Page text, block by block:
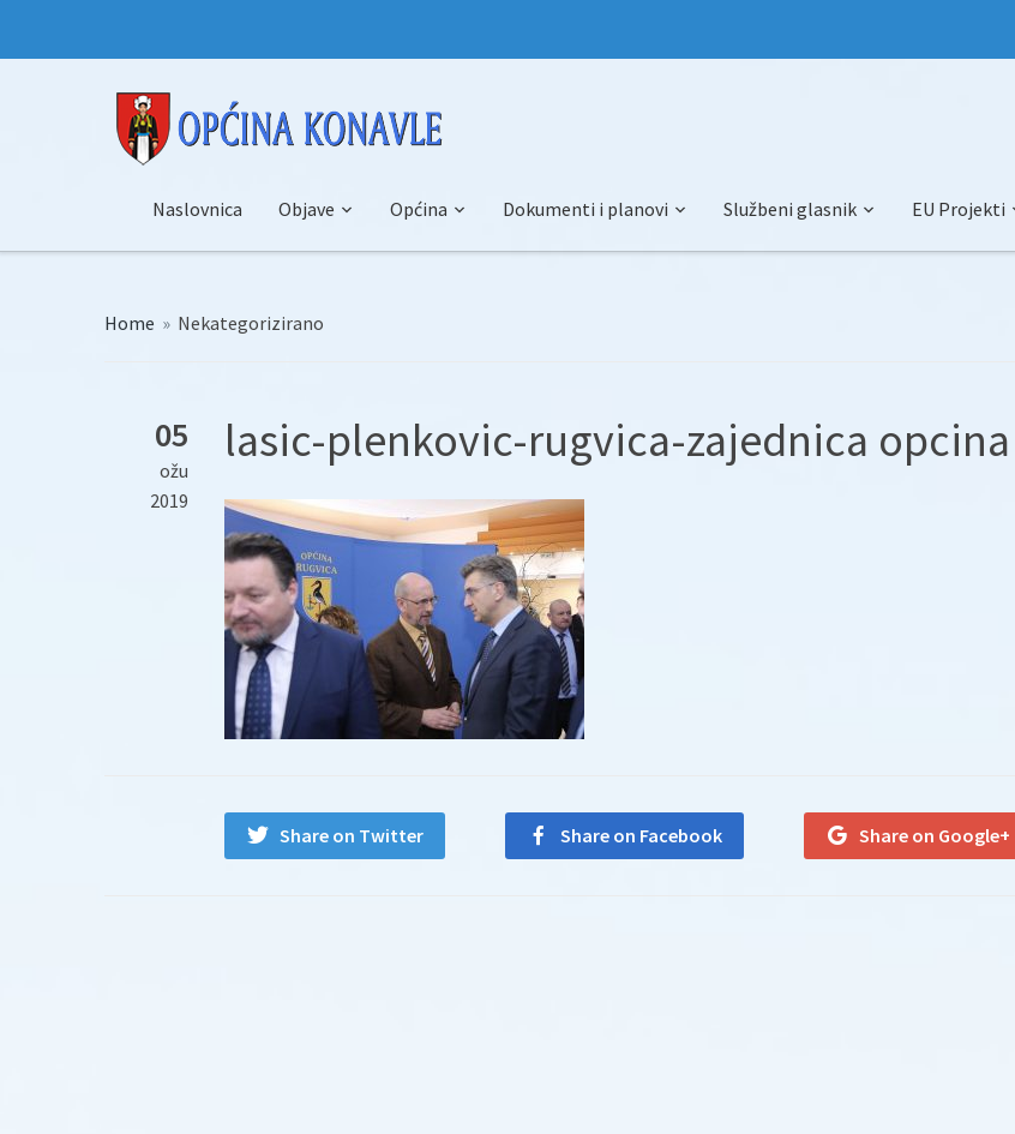
Naslovnica Objave Općina Dokumenti i planovi Službeni glasnik EU Projekti
Home » Nekategorizirano
05
ožu
2019
lasic-plenkovic-rugvica-zajednica opcina
Share on Twitter Share on Facebook Share on Google+